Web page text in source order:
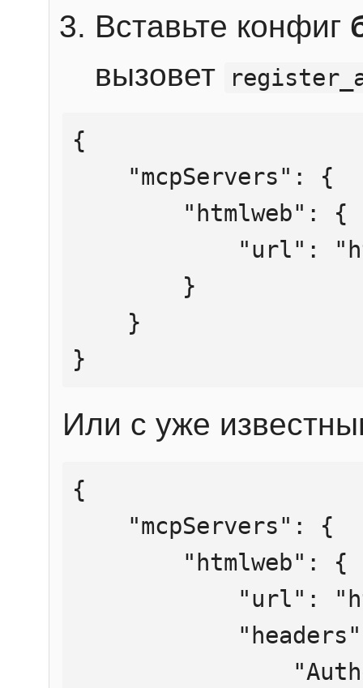
Вставьте конфиг
вызовет
{
}
Или с уже
{